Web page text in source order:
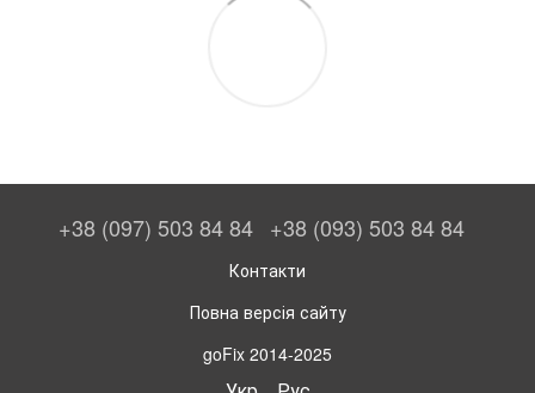
+38 (097) 503 84 84 +38 (093) 503 84 84
Контакти
Повна версія сайту
goFix 2014-2025